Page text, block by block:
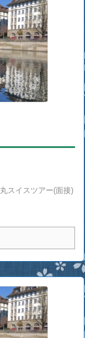
スイスツアー(面接)